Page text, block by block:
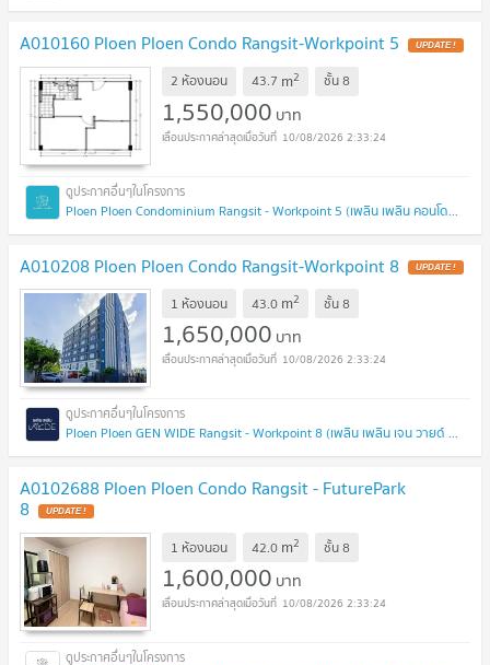
A010160 Ploen Ploen Condo Rangsit-Workpoint 5 UPDATE !
2 ห้องนอน 43.7 m2 ชั้น8
1,550,000 บาท
10/08/2026 2:33:24
Ploen Ploen Condominium Rangsit - Workpoint 5 (เพลิน เพลิน คอนโดมิเนียม รังสิต - เวิร์คพอยท์ 5)
A010208 Ploen Ploen Condo Rangsit-Workpoint 8 UPDATE !
1 ห้องนอน 43.0 m2 ชั้น8
1,650,000 บาท
10/08/2026 2:33:24
Ploen Ploen GEN WIDE Rangsit - Workpoint 8 (เพลิน เพลิน เจน วายด์ รังสิต - เวิร์คพอยท์ 8)
A0102688 Ploen Ploen Condo Rangsit - FuturePark
8 UPDATE !
1 ห้องนอน 42.0 m2 ชั้น8
1,600,000 บาท
10/08/2026 2:33:24